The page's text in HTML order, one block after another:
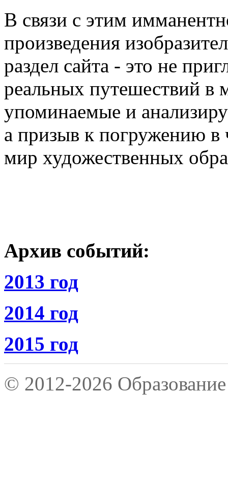
В связи с этим
произведения
раздел сайта - это не
реальных путешествий в
упоминаемые и
а призыв к погружению в
мир художественных
Архив событий:
2013 год
2014 год
2015 год
© 2012-2026 Образование